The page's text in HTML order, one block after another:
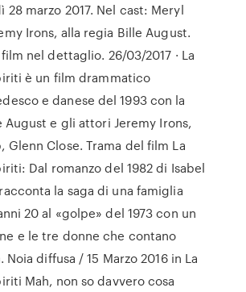
marzo 2017. Nel cast: Meryl
Irons, alla regia Bille August.
nel dettaglio. 26/03/2017 · La
è un film drammatico
e danese del 1993 con la
August e gli attori Jeremy Irons,
Glenn Close. Trama del film La
Dal romanzo del 1982 di Isabel
la saga di una famiglia
20 al «golpe» del 1973 con un
e le tre donne che contano
Noia diffusa / 15 Marzo 2016 in La
Mah, non so davvero cosa